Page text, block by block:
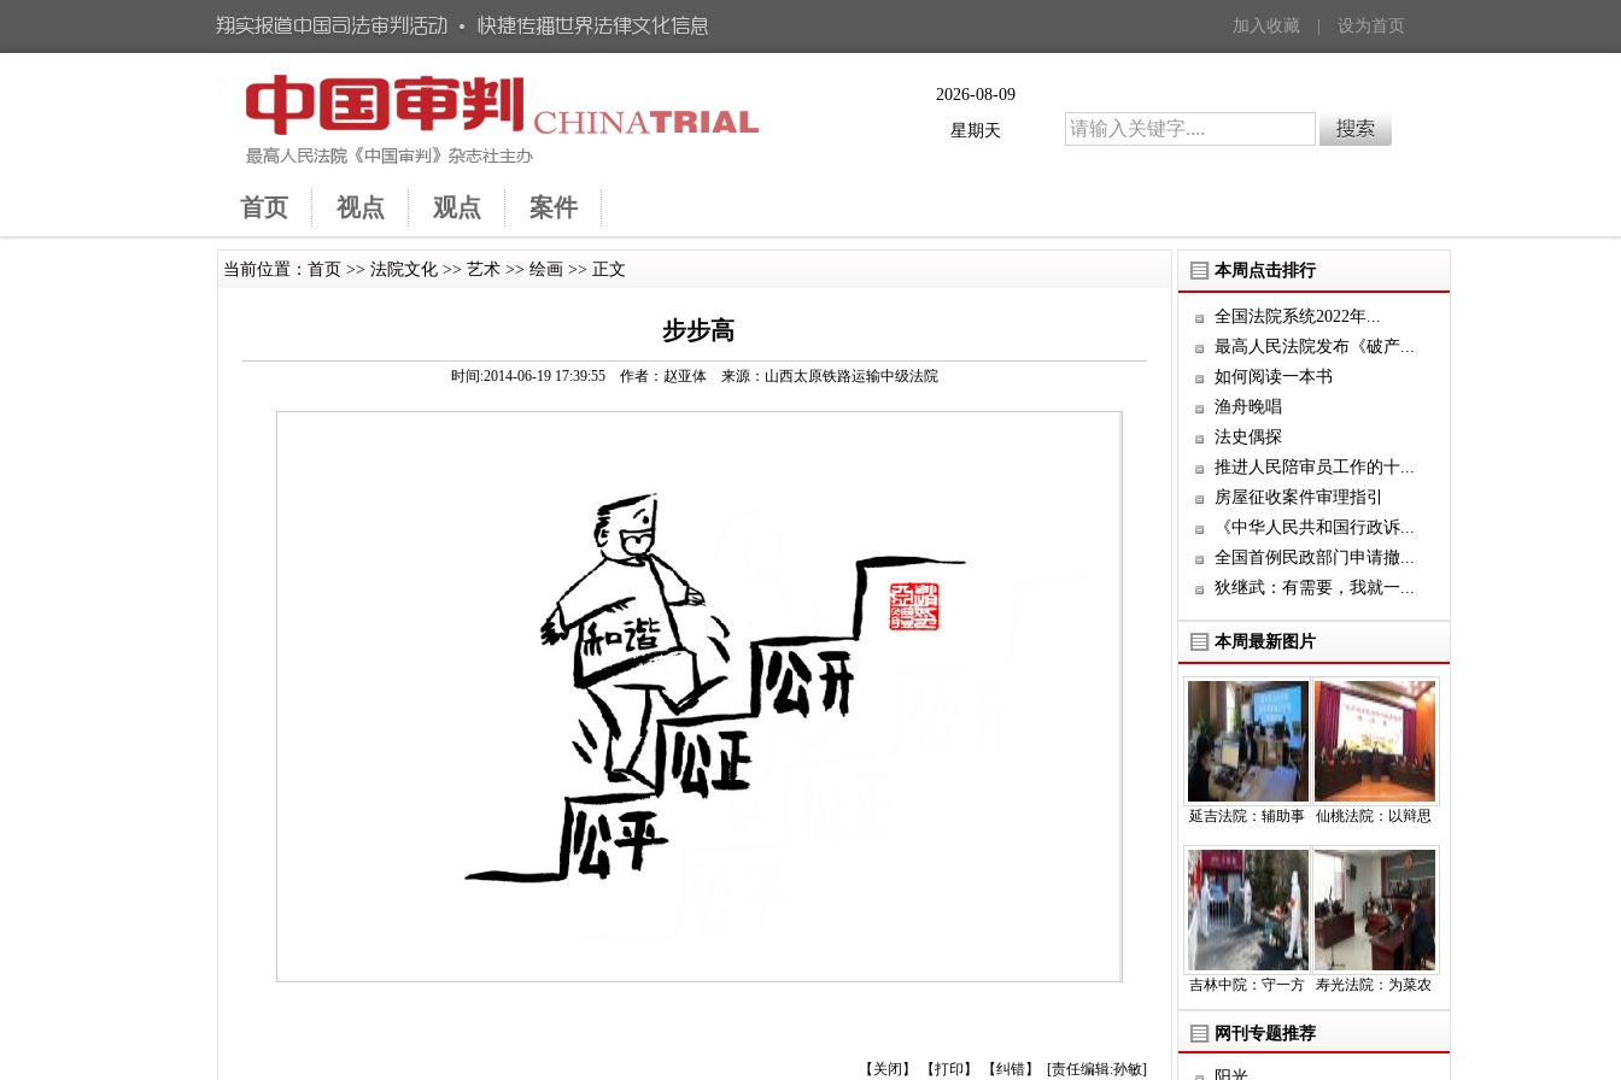
加入收藏 设为首页
2026-08-09
星期天
首页 视点 观点 案件
当前位置： 首页 >> 法院文化 >> 艺术 >> 绘画 >> 正文
步步高
时间:2014-06-19 17:39:55 作者：赵亚体 来源：山西太原铁路运输中级法院
【关闭】 【打印】 【纠错】 [责任编辑:孙敏]
本周点击排行
全国法院系统2022年...
最高人民法院发布《破产...
如何阅读一本书
渔舟晚唱
法史偶探
推进人民陪审员工作的十...
房屋征收案件审理指引
《中华人民共和国行政诉...
全国首例民政部门申请撤...
狄继武：有需要，我就一...
本周最新图片
延吉法院：辅助事 仙桃法院：以辩思
吉林中院：守一方 寿光法院：为菜农
网刊专题推荐